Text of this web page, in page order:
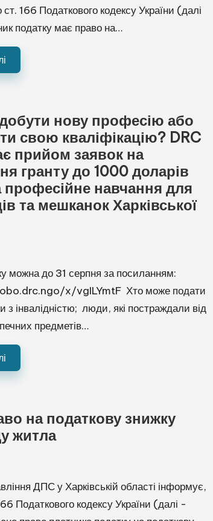
ст. 166 Податкового кодексу України (далі
податку має право на…
нову професію або
свою кваліфікацію? DRC
прийом заявок на
гранту до 1000 доларів
навчання для
та мешканок Харківської
можна до 31 серпня за посиланням:
x/vgILYmtF Хто може подати
інвалідністю; люди, які постраждали від
предметів…
на податкову знижку
житла
ДПС у Харківській області інформує,
Податкового кодексу України (далі -